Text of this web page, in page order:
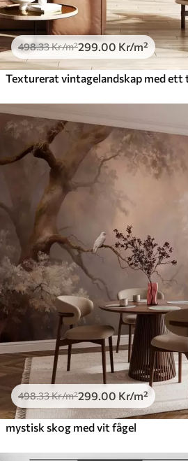
498.33Kr/m²299 .00 Kr/m²
498.33Kr/m²299 .00 Kr/m²
mystisk skog med vit fågel